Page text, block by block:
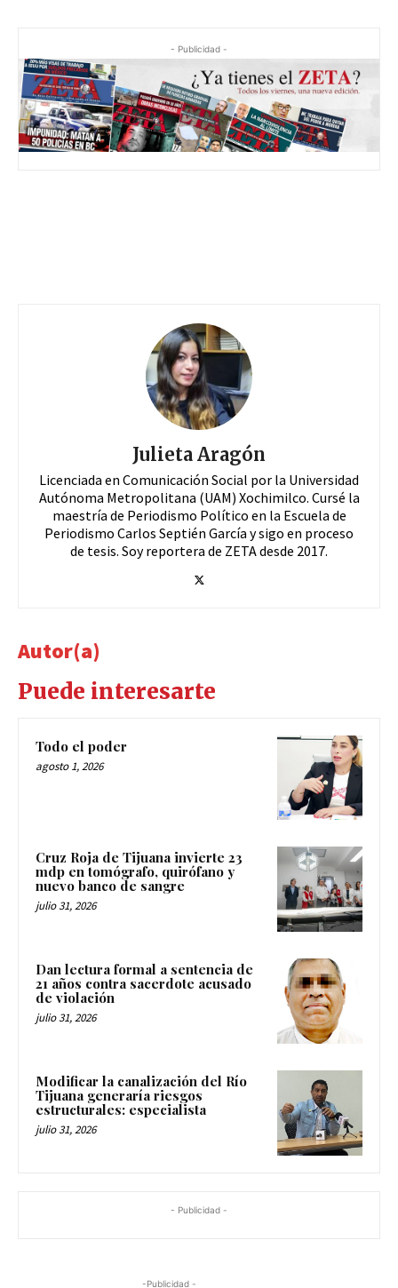
- Publicidad -
Julieta Aragón
Licenciada en Comunicación Social por la Universidad
Autónoma Metropolitana (UAM) Xochimilco. Cursé la
maestría de Periodismo Político en la Escuela de
Periodismo Carlos Septién García y sigo en proceso
de tesis. Soy reportera de ZETA desde 2017.
Autor(a)
Puede interesarte
Todo el poder
agosto 1, 2026
Cruz Roja de Tijuana invierte 23
mdp en tomógrafo, quirófano y
nuevo banco de sangre
julio 31, 2026
Dan lectura formal a sentencia de
21 años contra sacerdote acusado
de violación
julio 31, 2026
Modificar la canalización del Río
Tijuana generaría riesgos
estructurales: especialista
julio 31, 2026
- Publicidad -
-Publicidad -